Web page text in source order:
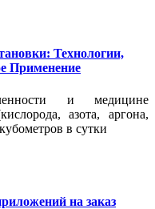
Технологии,
Применение
и медицине
азота, аргона,
в сутки
на заказ